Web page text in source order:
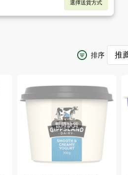
選擇送貨方式
排序
暫時缺貨